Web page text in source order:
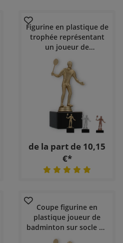
Figurine en plastique de
trophée représentant
un joueur de
badminton sur une
base en marbre noir
de la part de 10,15
€*
Coupe figurine en
plastique joueur de
badminton sur socle en
marbre blanc